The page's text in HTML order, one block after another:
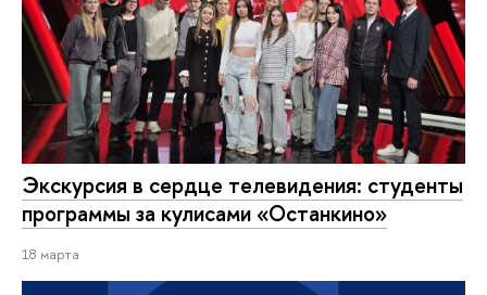
Экскурсия в сердце телевидения: студенты
программы за кулисами «Останкино»
18 марта